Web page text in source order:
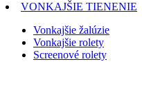
VONKAJŠIE TIENENIE
Vonkajšie žalúzie
Vonkajšie rolety
Screenové rolety